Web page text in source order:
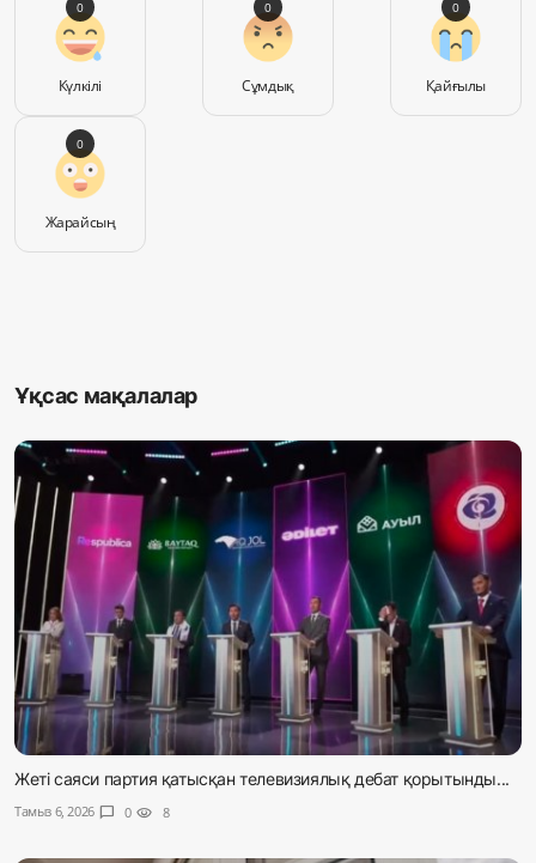
Күлкілі
0
Сұмдық
0
Қайғылы
0
Жарайсың
0
Ұқсас мақалалар
Жеті саяси партия қатысқан телевизиялық дебат қорытынды...
Тамыз 6, 2026 chat_bubble 0 visibility 8